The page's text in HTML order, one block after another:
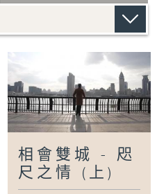
上海紅幫裁縫的技藝帶
香港裁縫業出現斷層，
設廠房。在這片紅幫裁
時間培育新一代裁縫人
火相傳的生產基地。
奕庭（Justin），在
爺張子斌的舊客人，那
，也堅定了他繼承
Justin回港協助Tony
破：主動做模特兒拍
相會雙城 - 咫
尺之情 (上)